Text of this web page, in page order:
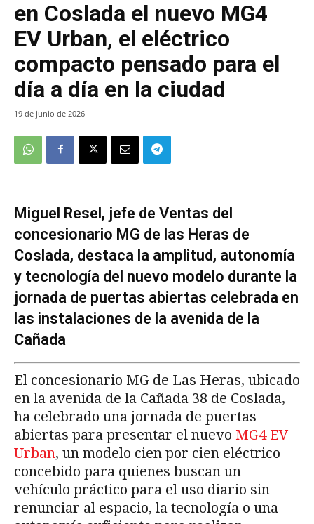
en Coslada el nuevo MG4
EV Urban, el eléctrico
compacto pensado para el
día a día en la ciudad
19 de junio de 2026
Miguel Resel, jefe de Ventas del
concesionario MG de las Heras de
Coslada, destaca la amplitud, autonomía
y tecnología del nuevo modelo durante la
jornada de puertas abiertas celebrada en
las instalaciones de la avenida de la
Cañada
El concesionario MG de Las Heras, ubicado
en la avenida de la Cañada 38 de Coslada,
ha celebrado una jornada de puertas
abiertas para presentar el nuevo MG4 EV
Urban, un modelo cien por cien eléctrico
concebido para quienes buscan un
vehículo práctico para el uso diario sin
renunciar al espacio, la tecnología o una